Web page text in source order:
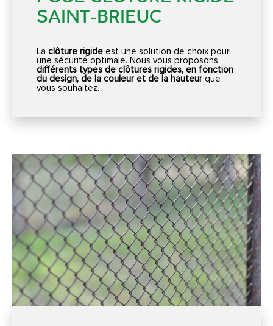
SAINT-BRIEUC
La clôture rigide est une solution de choix pour
une sécurité optimale. Nous vous proposons
différents types de clôtures rigides, en fonction
du design, de la couleur et de la hauteur que
vous souhaitez.